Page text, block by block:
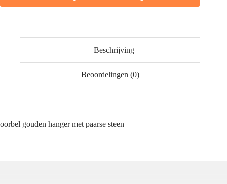
Beschrijving
Beoordelingen (0)
oorbel gouden hanger met paarse steen